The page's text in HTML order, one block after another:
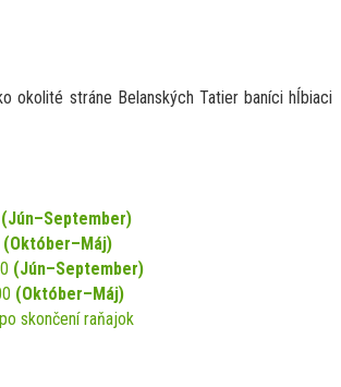
okolité stráne Belanských Tatier baníci hĺbiaci
(Jún–September)
(Október–Máj)
(Jún–September)
(Október–Máj)
skončení raňajok